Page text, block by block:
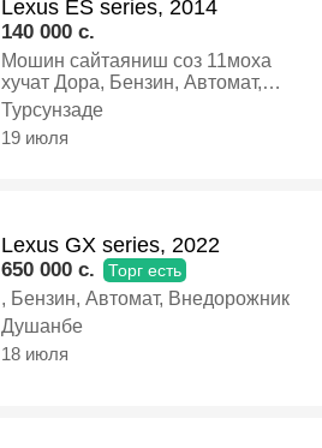
Lexus ES series, 2014
140 000 c.
Мошин сайтаяниш соз 11моха
хучат Дора, Бензин, Автомат,
Седан
Турсунзаде
19 июля
Lexus GX series, 2022
650 000 c. Торг есть
, Бензин, Автомат, Внедорожник
Душанбе
18 июля